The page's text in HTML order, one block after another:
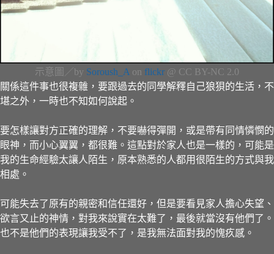
示意圖／by Soroush_A on flickr @ CC BY-NC 2.0
關係這件事也很複雜，要跟過去的同學解釋自己狼狽的生活，不
堪之外，一時也不知如何說起。
要怎樣讓對方正確的理解，不要嚇得彈開，或是帶有同情憐憫的
眼神，而小心翼翼，都很難。這點對於家人也是一樣的，可能是
我的生命經驗太讓人陌生，原本熟悉的人都用很陌生的方式與我
相處。
可能失去了原有的親密和信任還好，但是要看見家人擔心失望、
欲言又止的神情，對我來說實在太難了，最後就當沒有他們了。
也不是他們的表現讓我受不了，是我無法面對我的愧疚感。